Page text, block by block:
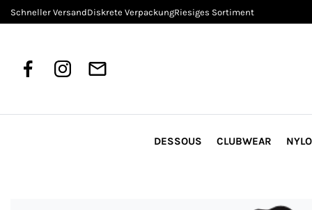
Schneller VersandDiskrete VerpackungRiesiges Sortiment
DESSOUS CLUBWEAR